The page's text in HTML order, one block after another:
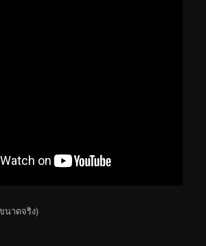
นาดจริง)